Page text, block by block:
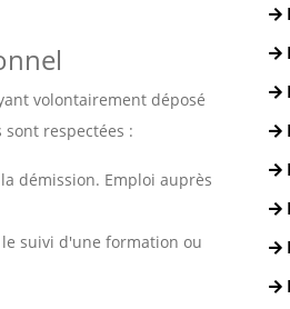
volontairement déposé
respectées :
démission. Emploi auprès
suivi d'une formation ou